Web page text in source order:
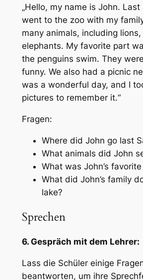
„Hello, my name is John. Last
went to the zoo with my
many animals, including
elephants. My favorite part
the penguins swim. They
funny. We also had a picnic
was a wonderful day, and I
pictures to remember it.“
Fragen:
Where did John go last
What animals did John
What was John’s
What did John’s family
lake?
Sprechen
6. Gespräch mit dem Lehrer:
Lass die Schüler einige
beantworten, um ihre